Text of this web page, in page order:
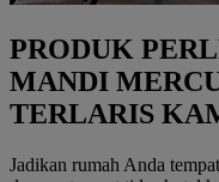
PRODUK
MANDI
TERLARIS
Jadikan rumah Anda